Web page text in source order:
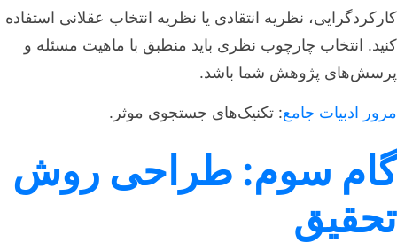
کارکردگرایی، نظریه انتقادی یا نظریه انتخاب عقلانی استفاده
کنید. انتخاب چارچوب نظری باید منطبق با ماهیت مسئله و
پرسش‌های پژوهش شما باشد.
مرور ادبیات جامع: تکنیک‌های جستجوی موثر.
گام سوم: طراحی روش
تحقیق